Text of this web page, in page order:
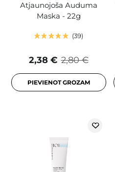
Atjaunojoša Auduma
Maska - 22g
39
2,80 €
2,38 €
PIEVIENOT GROZAM